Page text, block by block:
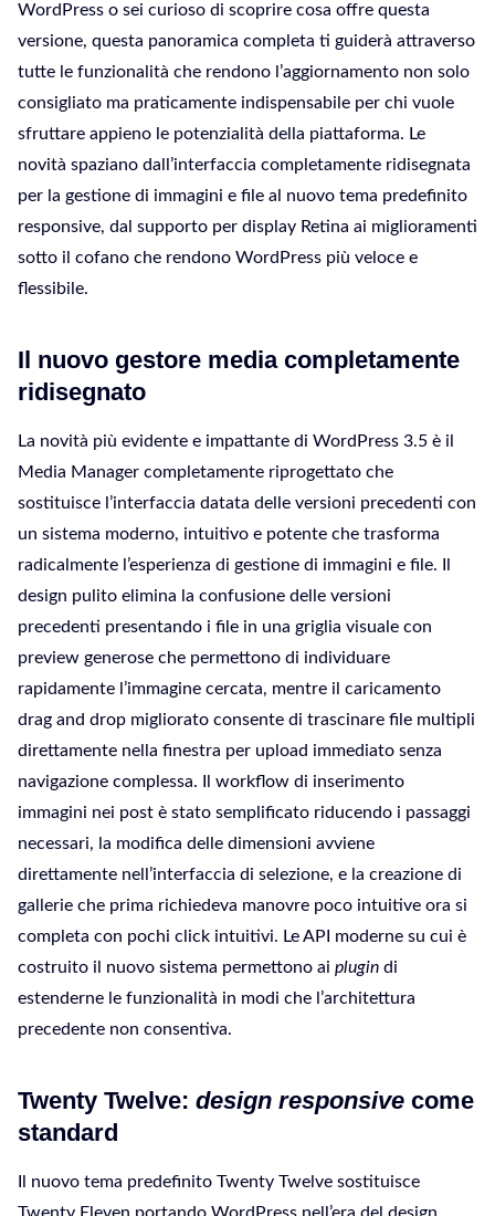
WordPress o sei curioso di scoprire cosa offre questa
versione, questa panoramica completa ti guiderà attraverso
tutte le funzionalità che rendono l’aggiornamento non solo
consigliato ma praticamente indispensabile per chi vuole
sfruttare appieno le potenzialità della piattaforma. Le
novità spaziano dall’interfaccia completamente ridisegnata
per la gestione di immagini e file al nuovo tema predefinito
responsive, dal supporto per display Retina ai miglioramenti
sotto il cofano che rendono WordPress più veloce e
flessibile.
Il nuovo gestore media completamente
ridisegnato
La novità più evidente e impattante di WordPress 3.5 è il
Media Manager completamente riprogettato che
sostituisce l’interfaccia datata delle versioni precedenti con
un sistema moderno, intuitivo e potente che trasforma
radicalmente l’esperienza di gestione di immagini e file. Il
design pulito elimina la confusione delle versioni
precedenti presentando i file in una griglia visuale con
preview generose che permettono di individuare
rapidamente l’immagine cercata, mentre il caricamento
drag and drop migliorato consente di trascinare file multipli
direttamente nella finestra per upload immediato senza
navigazione complessa. Il workflow di inserimento
immagini nei post è stato semplificato riducendo i passaggi
necessari, la modifica delle dimensioni avviene
direttamente nell’interfaccia di selezione, e la creazione di
gallerie che prima richiedeva manovre poco intuitive ora si
completa con pochi click intuitivi. Le API moderne su cui è
costruito il nuovo sistema permettono ai plugin di
estenderne le funzionalità in modi che l’architettura
precedente non consentiva.
Twenty Twelve: design responsive come
standard
Il nuovo tema predefinito Twenty Twelve sostituisce